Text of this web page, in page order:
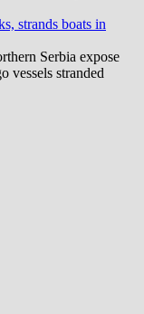
strands boats in
Serbia expose
vessels stranded